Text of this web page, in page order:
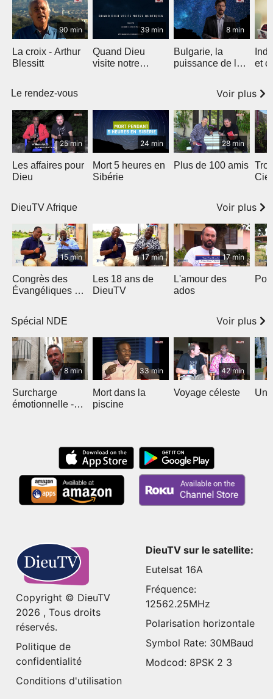
90 min
La croix - Arthur
Blessitt
39 min
Quand Dieu
visite notre
8 min
Bulgarie, la
puissance de la
et
Le rendez-vous Voir plus
25 min
Les affaires pour
Dieu
24 min
Mort 5 heures en
Sibérie
28 min
Plus de 100 amis
Ciel
DieuTV Afrique Voir plus
15 min
Congrès des
Évangéliques de
17 min
Les 18 ans de
DieuTV
17 min
L'amour des
ados
Spécial NDE Voir plus
8 min
Surcharge
émotionnelle -
33 min
Mort dans la
piscine
42 min
Voyage céleste Un
Copyright © DieuTV
2026 , Tous droits
réservés.
Politique de
confidentialité
Conditions d'utilisation
DieuTV sur le satellite:
Eutelsat 16A
Fréquence:
12562.25MHz
Polarisation horizontale
Symbol Rate: 30MBaud
Modcod: 8PSK 2 3